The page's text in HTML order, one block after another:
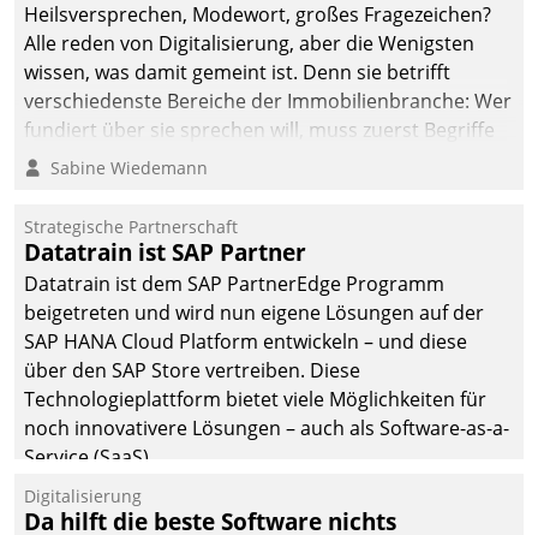
Heilsversprechen, Modewort, großes Fragezeichen?
Alle reden von Digitalisierung, aber die Wenigsten
wissen, was damit gemeint ist. Denn sie betrifft
verschiedenste Bereiche der Immobilienbranche: Wer
fundiert über sie sprechen will, muss zuerst Begriffe
klären. Ein Aspekt ist die betriebliche Optimierung:
Einsparungen durch optimierte und automatisierte
Prozesse. Doch man darf nicht zu viel erwarten: Allein
mit der Einführung einer neuen Software ist es nicht
getan. Die Digitalisierung erfordert von Unternehmen
die Bereitschaft, sich zu überprüfen, zu hinterfragen
und zu verändern.
Sabine Wiedemann
Strategische Partnerschaft
Datatrain ist SAP Partner
Datatrain ist dem SAP PartnerEdge Programm
beigetreten und wird nun eigene Lösungen auf der
SAP HANA Cloud Platform entwickeln – und diese
über den SAP Store vertreiben. Diese
Technologieplattform bietet viele Möglichkeiten für
noch innovativere Lösungen – auch als Software-as-a-
Service (SaaS).
Digitalisierung
Da hilft die beste Software nichts